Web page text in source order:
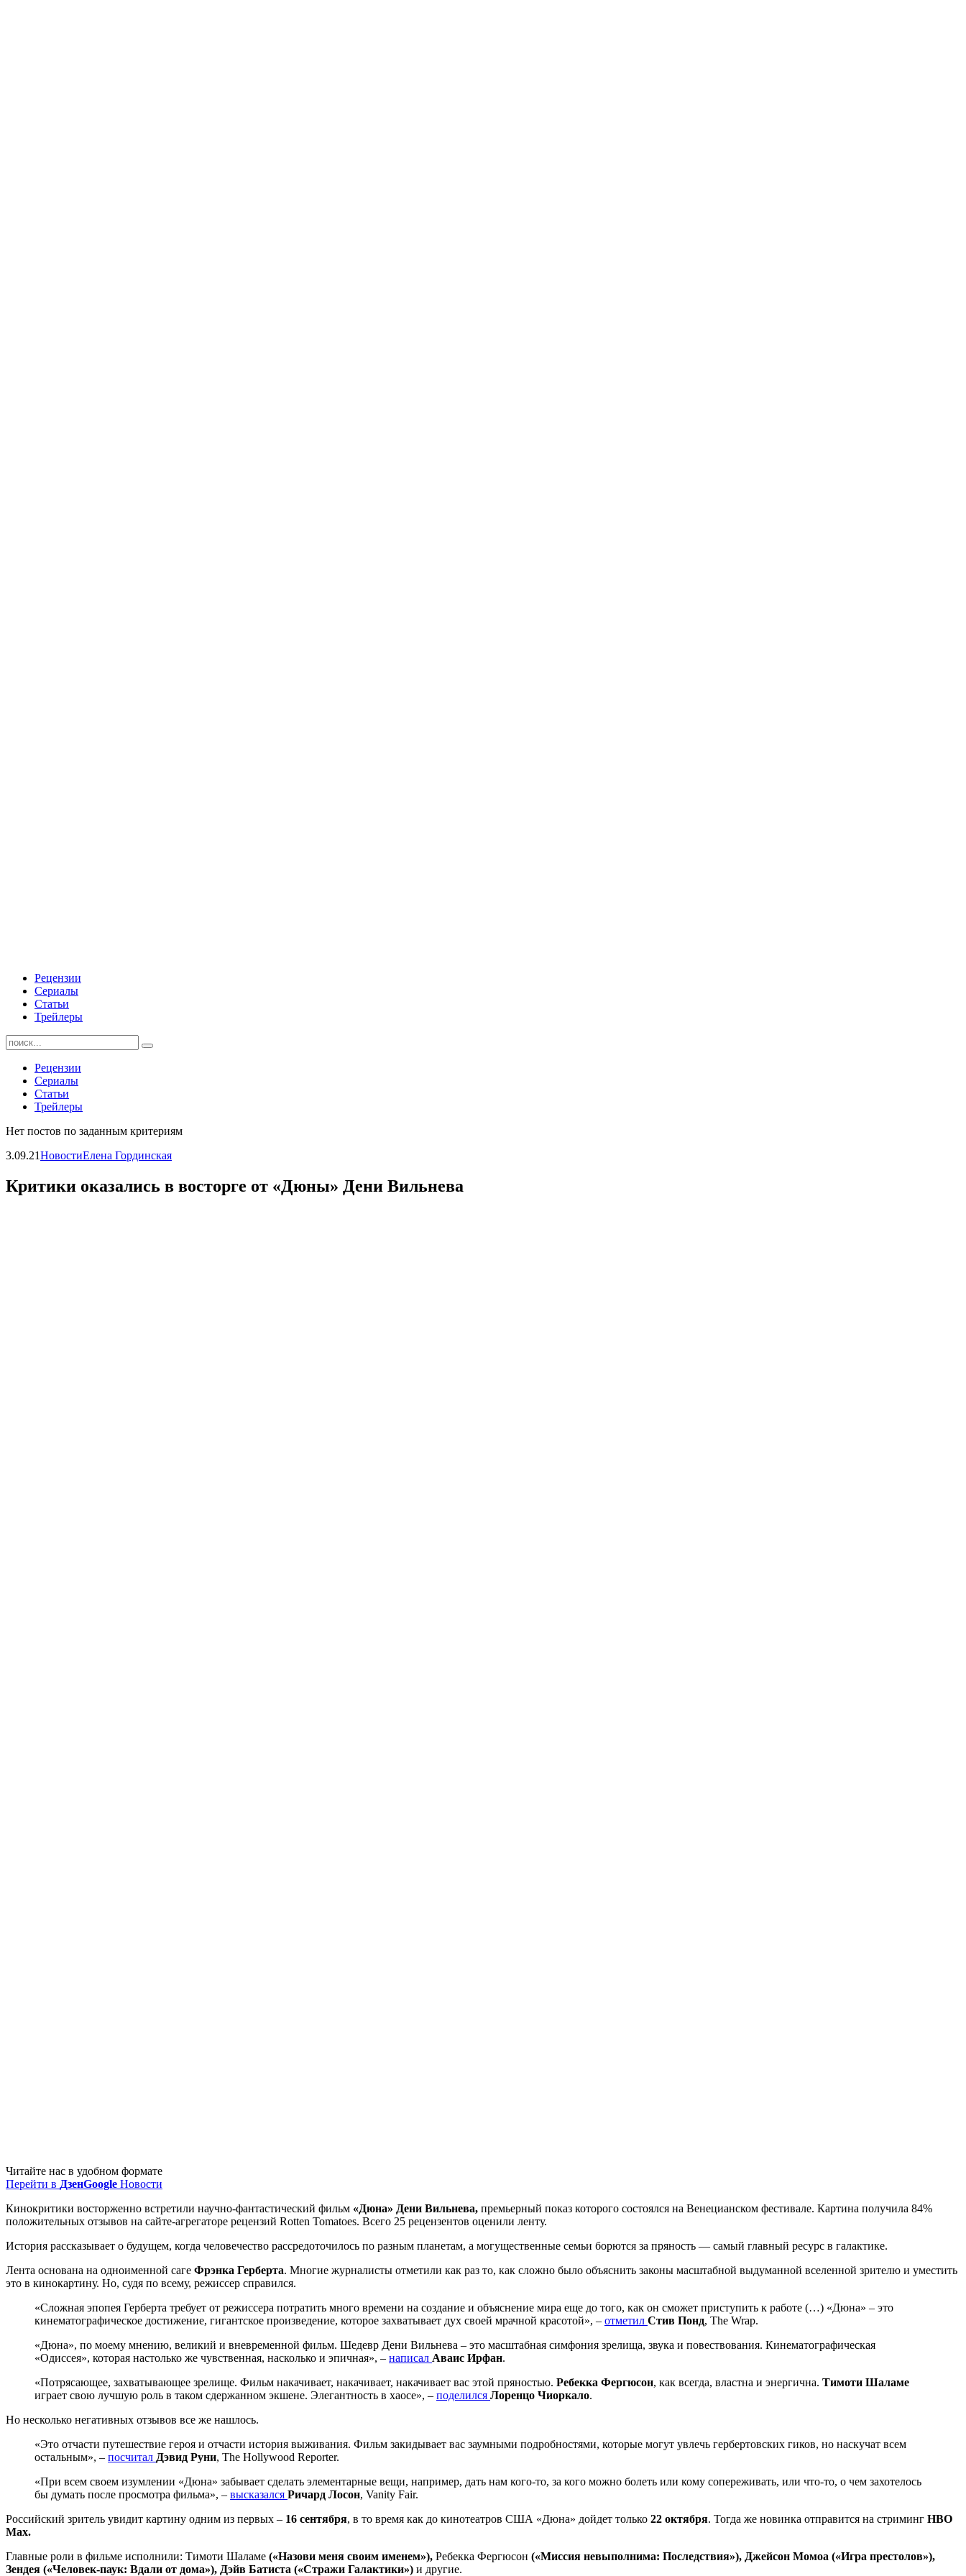
Рецензии
Сериалы
Статьи
Трейлеры
Найти:
Рецензии
Сериалы
Статьи
Трейлеры
Нет постов по заданным критериям
3.09.21НовостиЕлена Гординская
Критики оказались в восторге от «Дюны» Дени Вильнева
Читайте нас в удобном формате
Перейти в ДзенGoogle Новости
Кинокритики восторженно встретили научно-фантастический фильм «Дюна» Дени Вильнева, премьерный показ которого состоялся на Венецианском фестивале. Картина получила 84%
положительных отзывов на сайте-агрегаторе рецензий Rotten Tomatoes. Всего 25 рецензентов оценили ленту.
История рассказывает о будущем, когда человечество рассредоточилось по разным планетам, а могущественные семьи борются за пряность — самый главный ресурс в галактике.
Лента основана на одноименной саге Фрэнка Герберта. Многие журналисты отметили как раз то, как сложно было объяснить законы масштабной выдуманной вселенной зрителю и уместить
это в кинокартину. Но, судя по всему, режиссер справился.
«Сложная эпопея Герберта требует от режиссера потратить много времени на создание и объяснение мира еще до того, как он сможет приступить к работе (…) «Дюна» – это
кинематографическое достижение, гигантское произведение, которое захватывает дух своей мрачной красотой», – отметил Стив Понд, The Wrap.
«Дюна», по моему мнению, великий и вневременной фильм. Шедевр Дени Вильнева – это масштабная симфония зрелища, звука и повествования. Кинематографическая
«Одиссея», которая настолько же чувственная, насколько и эпичная», – написал Аваис Ирфан.
«Потрясающее, захватывающее зрелище. Фильм накачивает, накачивает, накачивает вас этой пряностью. Ребекка Фергюсон, как всегда, властна и энергична. Тимоти Шаламе
играет свою лучшую роль в таком сдержанном экшене. Элегантность в хаосе», – поделился Лоренцо Чиоркало.
Но несколько негативных отзывов все же нашлось.
«Это отчасти путешествие героя и отчасти история выживания. Фильм закидывает вас заумными подробностями, которые могут увлечь гербертовских гиков, но наскучат всем
остальным», – посчитал Дэвид Руни, The Hollywood Reporter.
«При всем своем изумлении «Дюна» забывает сделать элементарные вещи, например, дать нам кого-то, за кого можно болеть или кому сопереживать, или что-то, о чем захотелось
бы думать после просмотра фильма», – высказался Ричард Лосон, Vanity Fair.
Российский зритель увидит картину одним из первых – 16 сентября, в то время как до кинотеатров США «Дюна» дойдет только 22 октября. Тогда же новинка отправится на стриминг HBO
Max.
Главные роли в фильме исполнили: Тимоти Шаламе («Назови меня своим именем»), Ребекка Фергюсон («Миссия невыполнима: Последствия»), Джейсон Момоа («Игра престолов»),
Зендея («Человек-паук: Вдали от дома»), Дэйв Батиста («Стражи Галактики») и другие.